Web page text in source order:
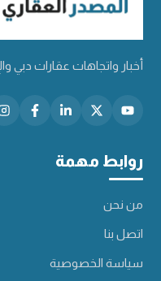
أخبار واتجاهات عقارات دبي
روابط مهمة
من نحن
اتصل بنا
سياسة الخصوصية